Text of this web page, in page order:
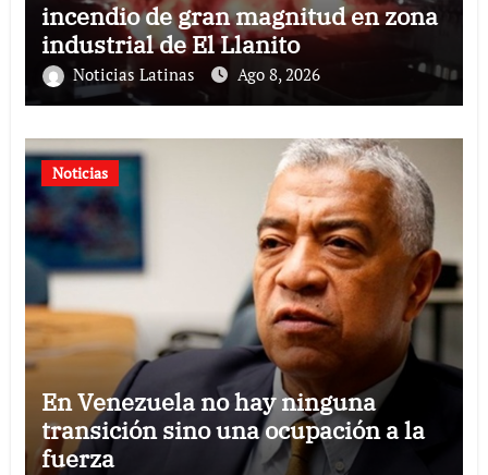
incendio de gran magnitud en zona
industrial de El Llanito
Noticias Latinas Ago 8, 2026
Noticias
En Venezuela no hay ninguna
transición sino una ocupación a la
fuerza